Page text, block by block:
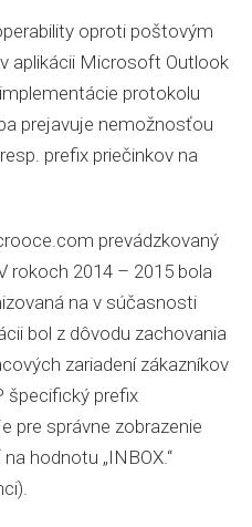
oproti poštovým
aplikácii Microsoft Outlook
protokolu
prejavuje nemožnosťou
prefix priečinkov na
prevádzkovaný
rokoch 2014 – 2015 bola
na v súčasnosti
bol z dôvodu zachovania
zariadení zákazníkov
špecifický prefix
pre správne zobrazenie
hodnotu „INBOX.“